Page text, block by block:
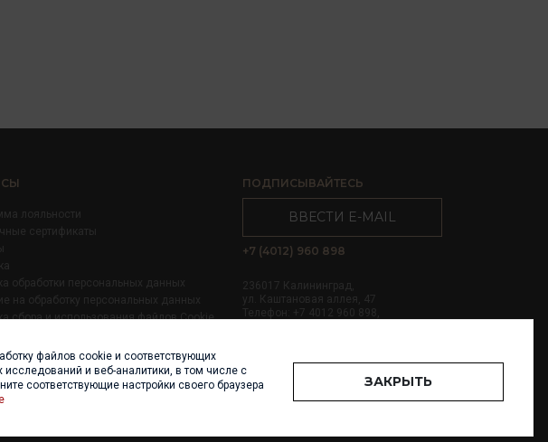
лояльности
сертификаты
обработки персональных данных
на обработку персональных данных
сбора и использования файлов Cookie
ПОДПИСЫВАЙТЕСЬ
ВВЕСТИ E-MAIL
+7 (4012) 960 898
236017 Калининград,
ул. Каштановая аллея, 47
Телефон: +7 4012 960 898,
файлов cookie и соответствующих
исследований и веб-аналитики, в том числе с
соответствующие настройки своего браузера
ЗАКРЫТЬ